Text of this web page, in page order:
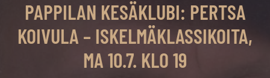
palvelut
ja
tapahtumat
PAPPILAN KESÄKLUBI: PERTSA
KOIVULA – ISKELMÄKLASSIKOITA,
MA 10.7. KLO 19